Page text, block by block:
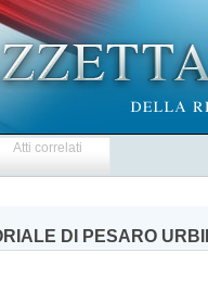
Atti correlati
DI PESARO